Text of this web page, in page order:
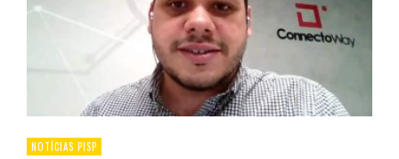
NOTÍCIAS PISP